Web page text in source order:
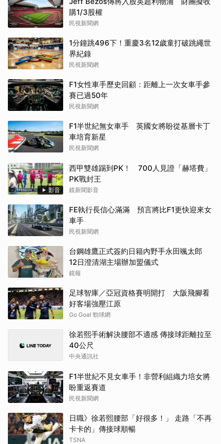
購1/3股權
民視新聞網
1分鐘跳496下！重慶3名12歲童打破跳繩世
界紀錄
民視新聞網
F1女性車手歷史回顧：距離上一次女車手參
賽已過50年
民視新聞網
F1半世紀無女車手 英國女將盼從基層卡丁
車培育新星
民視新聞網
影音
西甲雙雄踢到PK！ 700人見證「赫塔費」
PK戰封王
鏡新聞影音
FE執行長信心滿滿 預言將比F1更快迎來女
車手
民視新聞網
台鋼雄鷹正式簽約日籍內野手永田颯太郎
12日澄清湖主場辦加盟儀式
鏡報
足球智庫／亞冠資格賽明開打 大阪飛腳看
好客場強壓江原
Go Goal 勁球網
徐若熙手術解決腰部不適感 傳接球距離拉至
40公尺
中央通訊社
F1半世紀不見女車手！非營利組織力培女將
盼重返賽道
民視新聞網
日職》徐若熙腰部「好很多！」 走路「不再
卡卡的」傳接球順暢
TSNA